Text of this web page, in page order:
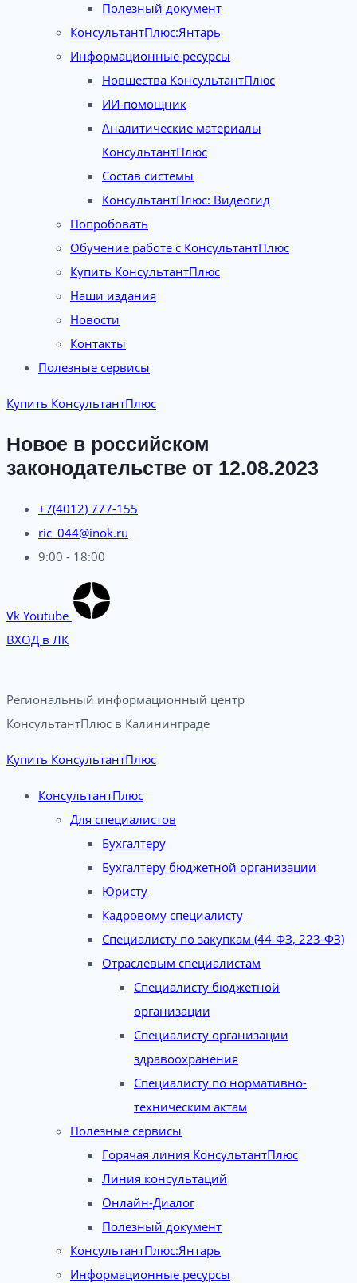
Полезный документ
КонсультантПлюс:Янтарь
Информационные ресурсы
Новшества КонсультантПлюс
ИИ-помощник
Аналитические материалы
КонсультантПлюс
Состав системы
КонсультантПлюс: Видеогид
Попробовать
Обучение работе с КонсультантПлюс
Купить КонсультантПлюс
Наши издания
Новости
Контакты
Полезные сервисы
Купить КонсультантПлюс
Новое в российском
законодательстве от 12.08.2023
+7(4012) 777-155
ric_044@inok.ru
9:00 - 18:00
Vk Youtube
ВХОД в ЛК
Региональный информационный центр
КонсультантПлюс в Калининграде​
Купить КонсультантПлюс
КонсультантПлюс
Для специалистов
Бухгалтеру
Бухгалтеру бюджетной организации
Юристу
Кадровому специалисту
Специалисту по закупкам (44-ФЗ, 223-ФЗ)
Отраслевым специалистам
Специалисту бюджетной
организации
Специалисту организации
здравоохранения
Специалисту по нормативно-
техническим актам
Полезные сервисы
Горячая линия КонсультантПлюс
Линия консультаций
Онлайн-Диалог
Полезный документ
КонсультантПлюс:Янтарь
Информационные ресурсы